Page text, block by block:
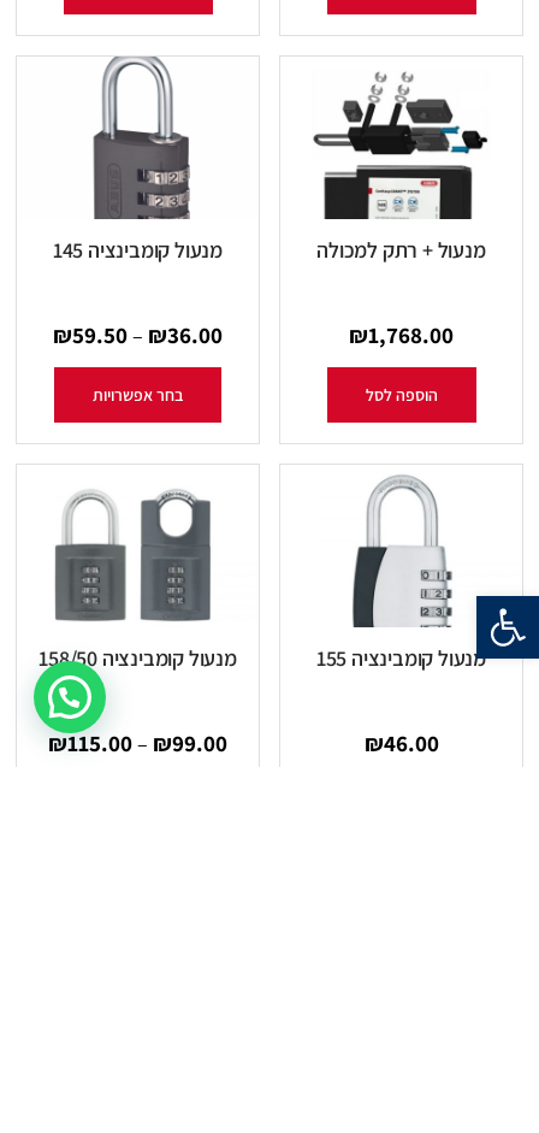
פתח סרגל נגישות
מנעול + רתק למכולה
₪1,768.00
הוספה לסל
מנעול קומבינציה 145
₪36.00
–
₪59.50
בחר אפשרויות
מנעול קומבינציה 155
₪46.00
מנעול קומבינציה 158/50
₪99.00
–
₪115.00